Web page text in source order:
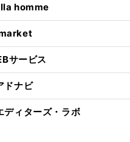
homme
サービス
ドナビ
ディターズ・ラボ